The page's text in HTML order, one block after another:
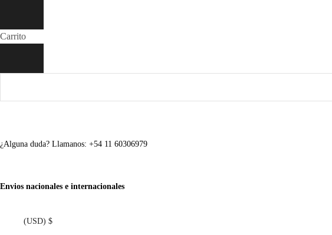
Carrito
¿Alguna duda? Llamanos: +54 11 60306979
Envios nacionales e internacionales
(USD) $